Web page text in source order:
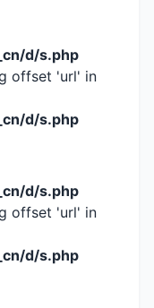
d/s.php
offset 'url' in
d/s.php
d/s.php
offset 'url' in
d/s.php